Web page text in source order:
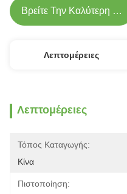
Βρείτε Την Καλύτερη Τιμή
Λεπτομέρειες
Λεπτομέρειες
Τόπος Καταγωγής:
Κίνα
Πιστοποίηση: